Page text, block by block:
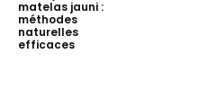
matelas jauni :
méthodes
naturelles
efficaces